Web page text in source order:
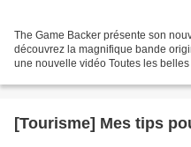
The Game Backer présente son
découvrez la magnifique bande
une nouvelle vidéo Toutes les
[Tourisme] Mes tips